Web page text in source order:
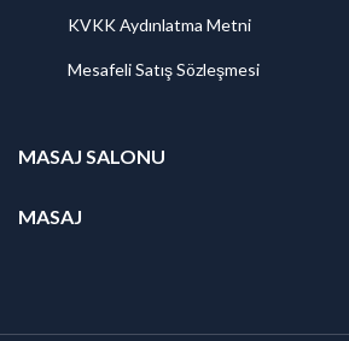
KVKK Aydınlatma Metni
Mesafeli Satış Sözleşmesi
MASAJ SALONU
MASAJ